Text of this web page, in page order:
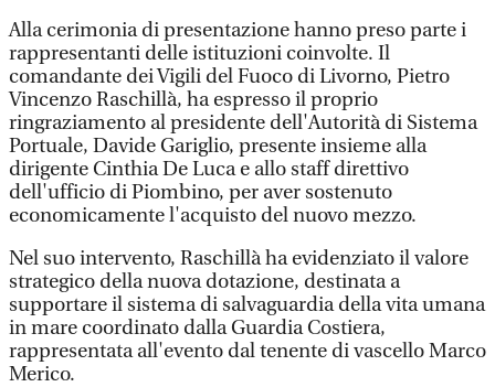
Alla cerimonia di presentazione hanno preso parte i
rappresentanti delle istituzioni coinvolte. Il
comandante dei Vigili del Fuoco di Livorno, Pietro
Vincenzo Raschillà, ha espresso il proprio
ringraziamento al presidente dell'Autorità di Sistema
Portuale, Davide Gariglio, presente insieme alla
dirigente Cinthia De Luca e allo staff direttivo
dell'ufficio di Piombino, per aver sostenuto
economicamente l'acquisto del nuovo mezzo.
Nel suo intervento, Raschillà ha evidenziato il valore
strategico della nuova dotazione, destinata a
supportare il sistema di salvaguardia della vita umana
in mare coordinato dalla Guardia Costiera,
rappresentata all'evento dal tenente di vascello Marco
Merico.